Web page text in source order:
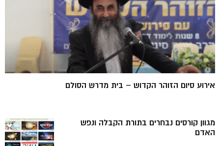
אירוע סיום הזוהר הקדוש – בית מדרש הסולם
מגוון קורסים נבחרים בתורת הקבלה ונפש
האדם